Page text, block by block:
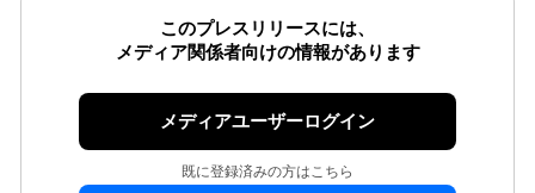
このプレスリリースには、
メディア関係者向けの情報があります
メディアユーザーログイン
既に登録済みの方はこちら